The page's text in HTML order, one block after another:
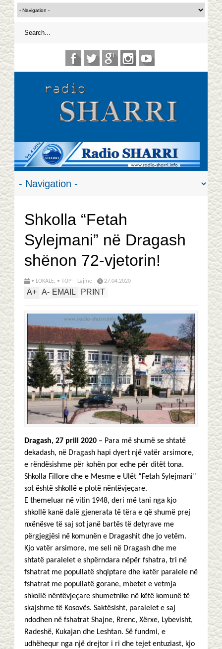
Shkolla “Fetah
Sylejmani” në Dragash
shënon 72-vjetorin!
• LOKALE, • TOP – Lajme 27.04.2020
A+ A- EMAIL PRINT
Dragash, 27 prill 2020 – Para më shumë se shtatë
dekadash, në Dragash hapi dyert një vatër arsimore,
e rëndësishme për kohën por edhe për ditët tona.
Shkolla Fillore dhe e Mesme e Ulët “Fetah Sylejmani”
sot është shkollë e plotë nëntëvjeçare.
E themeluar në vitin 1948, deri më tani nga kjo
shkollë kanë dalë gjenerata të tëra e që shumë prej
nxënësve të saj sot janë bartës të detyrave me
përgjegjësi në komunën e Dragashit dhe jo vetëm.
Kjo vatër arsimore, me seli në Dragash dhe me
shtatë paralelet e shpërndara nëpër fshatra, tri në
fshatrat me popullatë shqiptare dhe katër paralele në
fshatrat me popullatë gorane, mbetet e vetmja
shkollë nëntëvjeçare shumetnike në këtë komunë të
skajshme të Kosovës. Saktësisht, paralelet e saj
ndodhen në fshatrat Shajne, Rrenc, Xërxe, Lybevisht,
Radeshë, Kukajan dhe Leshtan. Së fundmi, e
udhëhequr nga një drejtor i ri dhe tejet entuziast, kjo